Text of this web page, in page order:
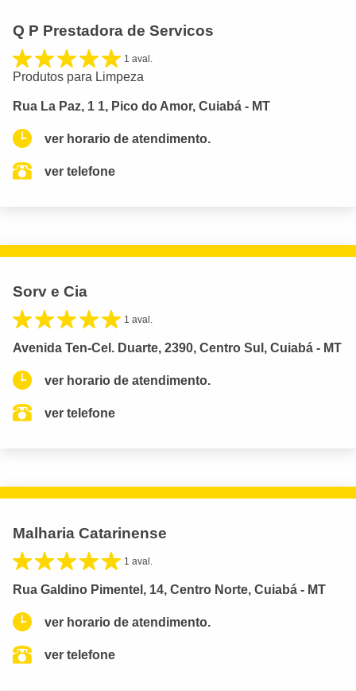
Q P Prestadora de Servicos
1 aval.
Produtos para Limpeza
Rua La Paz, 1 1, Pico do Amor, Cuiabá - MT
ver horario de atendimento.
ver telefone
Sorv e Cia
1 aval.
Avenida Ten-Cel. Duarte, 2390, Centro Sul, Cuiabá - MT
ver horario de atendimento.
ver telefone
Malharia Catarinense
1 aval.
Rua Galdino Pimentel, 14, Centro Norte, Cuiabá - MT
ver horario de atendimento.
ver telefone